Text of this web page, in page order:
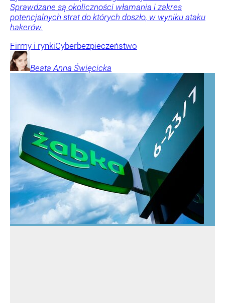
Sprawdzane są okoliczności włamania i zakres
potencjalnych strat do których doszło, w wyniku ataku
hakerów.
Firmy i rynkiCyberbezpieczeństwo
Beata Anna Święcicka